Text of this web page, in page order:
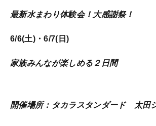
最新水まわり体験会！大感謝祭！
6/6(土)・6/7(日)
家族みんなが楽しめる２日間
開催場所：タカラスタンダード 太田